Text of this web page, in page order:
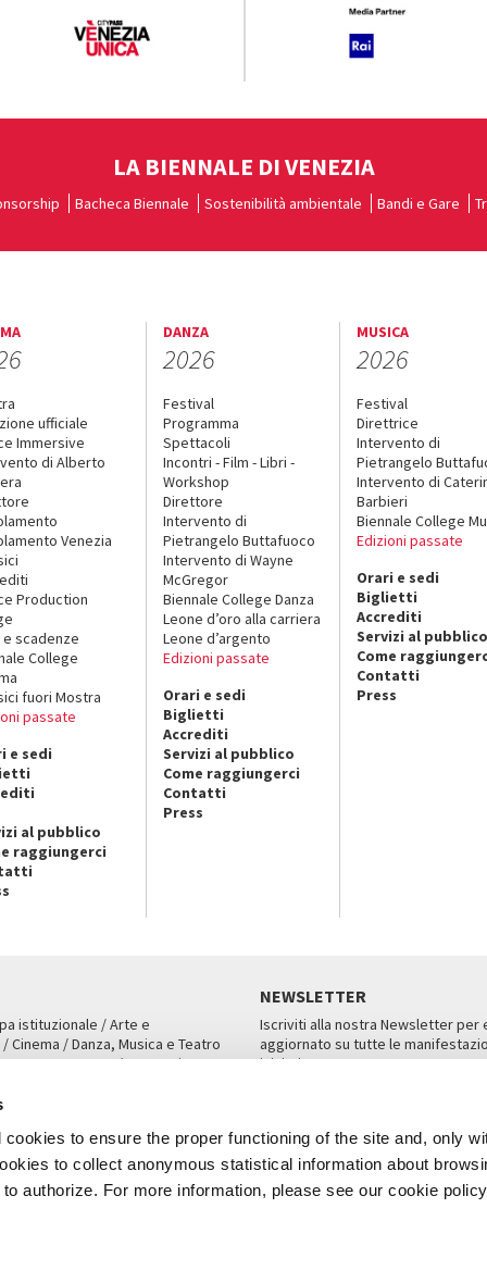
to ensure the proper functioning of the site and, only
to collect anonymous statistical information about
authorize. For more information, please see our cookie
LA BIENNALE DI VENEZIA
Bacheca Biennale Sostenibilità ambientale Bandi e Gare
ufficiale
Immersive
di Alberto
Venezia
Production
e scadenze
College
fuori Mostra
passate
e sedi
al pubblico
raggiungerci
DANZA
2026
Festival
Programma
Spettacoli
Incontri - Film - Libri -
Workshop
Direttore
Intervento di
Pietrangelo Buttafuoco
Intervento di Wayne
McGregor
Biennale College Danza
Leone d’oro alla carriera
Leone d’argento
Edizioni passate
Orari e sedi
Biglietti
Accrediti
Servizi al pubblico
Come raggiungerci
Contatti
Press
MUSICA
2026
Festival
Direttrice
Intervento di
Pietrangelo
Intervento di
Barbieri
Biennale College
Edizioni passate
Orari e sedi
Biglietti
Accrediti
Servizi al pubblico
Come
Contatti
Press
istituzionale / Arte e
Cinema / Danza, Musica e Teatro
San Marco 1364/A, Venezia
NEWSLETTER
Iscriviti alla nostra Newsletter per
aggiornato su tutte le
iniziative.